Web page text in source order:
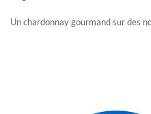
Un chardonnay gourmand sur des